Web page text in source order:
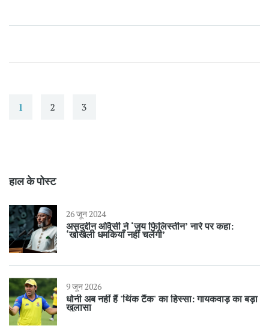
1 2 3
हाल के पोस्ट
26 जून 2024
असदुद्दीन ओवैसी ने ‘जय फिलिस्तीन’ नारे पर कहा:
‘खोखली धमकियाँ नहीं चलेंगी’
9 जून 2026
धोनी अब नहीं हैं 'थिंक टैंक' का हिस्सा: गायकवाड़ का बड़ा
खुलासा